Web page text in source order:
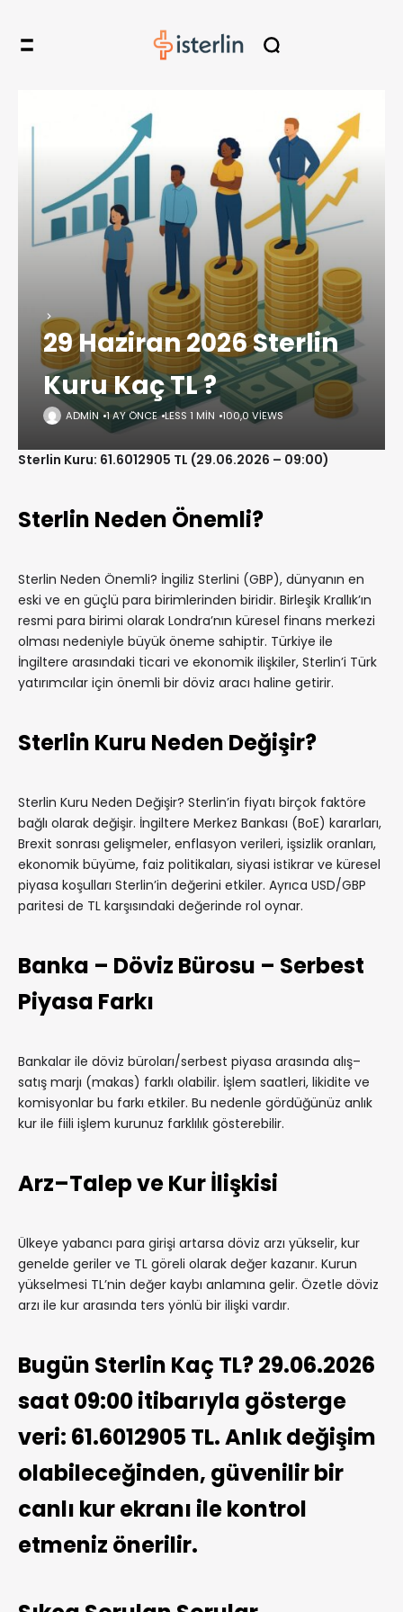
29 Haziran 2026 Sterlin
Kuru Kaç TL ?
ADMIN 1 AY ÖNCE LESS 1 MIN 100,0 VIEWS
Sterlin Kuru: 61.6012905 TL (29.06.2026 – 09:00)
Sterlin Neden Önemli?
Sterlin Neden Önemli? İngiliz Sterlini (GBP), dünyanın en
eski ve en güçlü para birimlerinden biridir. Birleşik Krallık’ın
resmi para birimi olarak Londra’nın küresel finans merkezi
olması nedeniyle büyük öneme sahiptir. Türkiye ile
İngiltere arasındaki ticari ve ekonomik ilişkiler, Sterlin’i Türk
yatırımcılar için önemli bir döviz aracı haline getirir.
Sterlin Kuru Neden Değişir?
Sterlin Kuru Neden Değişir? Sterlin’in fiyatı birçok faktöre
bağlı olarak değişir. İngiltere Merkez Bankası (BoE) kararları,
Brexit sonrası gelişmeler, enflasyon verileri, işsizlik oranları,
ekonomik büyüme, faiz politikaları, siyasi istikrar ve küresel
piyasa koşulları Sterlin’in değerini etkiler. Ayrıca USD/GBP
paritesi de TL karşısındaki değerinde rol oynar.
Banka – Döviz Bürosu – Serbest
Piyasa Farkı
Bankalar ile döviz büroları/serbest piyasa arasında alış–
satış marjı (makas) farklı olabilir. İşlem saatleri, likidite ve
komisyonlar bu farkı etkiler. Bu nedenle gördüğünüz anlık
kur ile fiili işlem kurunuz farklılık gösterebilir.
Arz–Talep ve Kur İlişkisi
Ülkeye yabancı para girişi artarsa döviz arzı yükselir, kur
genelde geriler ve TL göreli olarak değer kazanır. Kurun
yükselmesi TL’nin değer kaybı anlamına gelir. Özetle döviz
arzı ile kur arasında ters yönlü bir ilişki vardır.
Bugün Sterlin Kaç TL? 29.06.2026
saat 09:00 itibarıyla gösterge
veri: 61.6012905 TL. Anlık değişim
olabileceğinden, güvenilir bir
canlı kur ekranı ile kontrol
etmeniz önerilir.